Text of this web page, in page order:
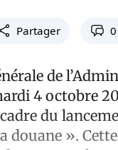
Partager 0
de
4 octobre
du
douane ».